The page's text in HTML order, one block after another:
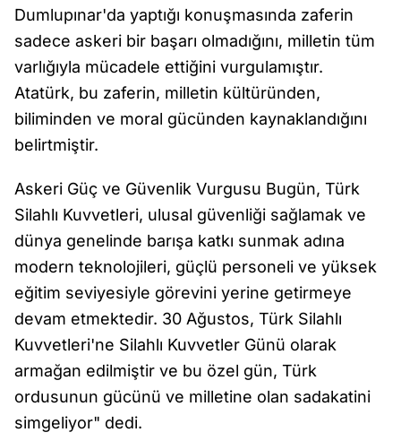
Dumlupınar'da yaptığı konuşmasında zaferin
sadece askeri bir başarı olmadığını, milletin tüm
varlığıyla mücadele ettiğini vurgulamıştır.
Atatürk, bu zaferin, milletin kültüründen,
biliminden ve moral gücünden kaynaklandığını
belirtmiştir.
Askeri Güç ve Güvenlik Vurgusu Bugün, Türk
Silahlı Kuvvetleri, ulusal güvenliği sağlamak ve
dünya genelinde barışa katkı sunmak adına
modern teknolojileri, güçlü personeli ve yüksek
eğitim seviyesiyle görevini yerine getirmeye
devam etmektedir. 30 Ağustos, Türk Silahlı
Kuvvetleri'ne Silahlı Kuvvetler Günü olarak
armağan edilmiştir ve bu özel gün, Türk
ordusunun gücünü ve milletine olan sadakatini
simgeliyor" dedi.